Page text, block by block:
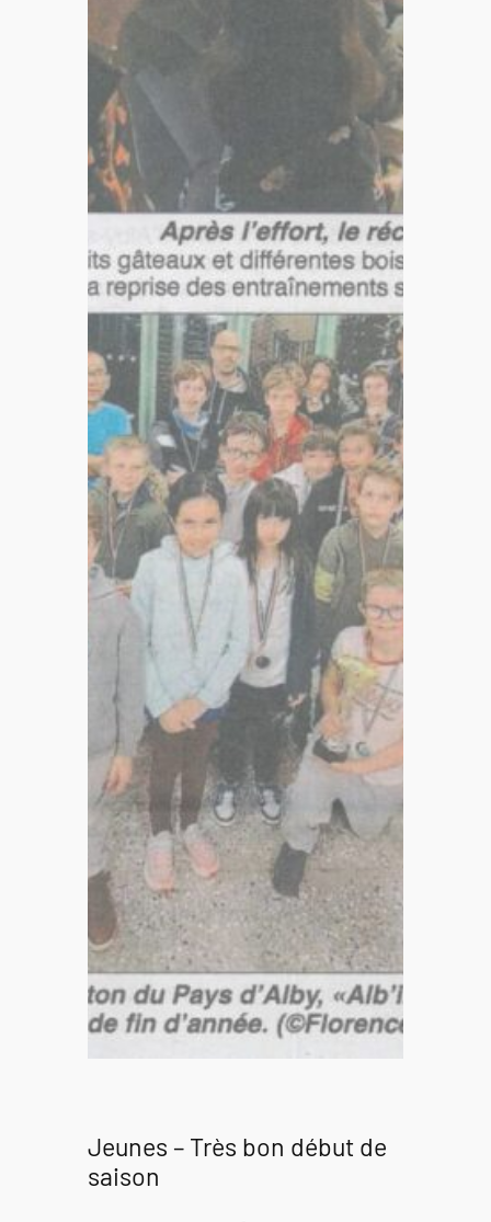
Jeunes – Très bon début de
saison